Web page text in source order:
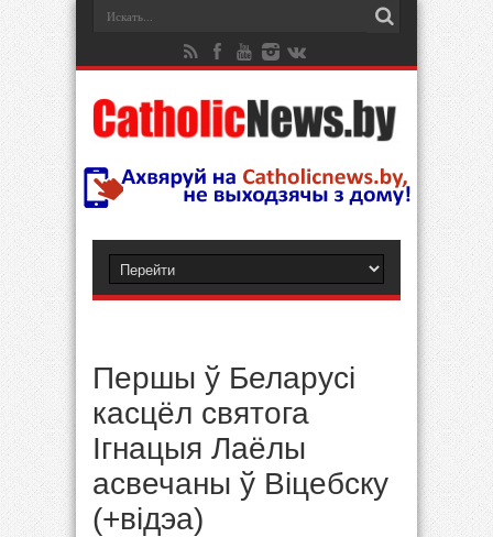
Першы ў Беларусі
касцёл святога
Ігнацыя Лаёлы
асвечаны ў Віцебску
(+відэа)